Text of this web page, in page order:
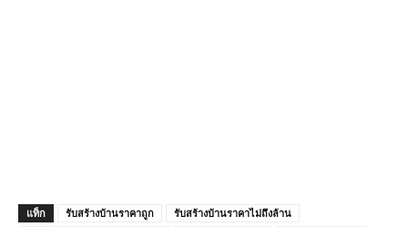
แท็ก รับสร้างบ้านราคาถูก
รับสร้างบ้านราคาไม่ถึงล้าน